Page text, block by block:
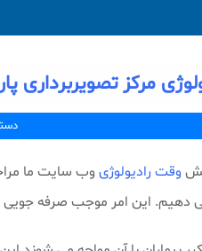
مرکز تصویربرداری
وقت رادیولوژی وب سایت ما
دهیم. این امر موجب صرفه